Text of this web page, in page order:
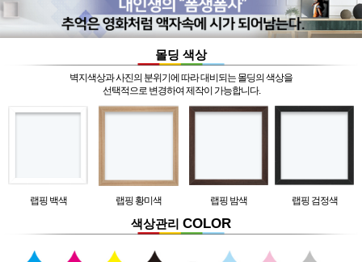
몰딩 색상
벽지색상과 사진의 분위기에 따라 대비되는 몰딩의 색상을
선택적으로 변경하여 제작이 가능합니다.
랩핑 백색 랩핑 황미색 랩핑 밤색 랩핑 검정색
색상관리 COLOR